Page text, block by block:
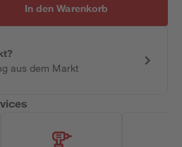
In den Warenkorb
aus dem Markt